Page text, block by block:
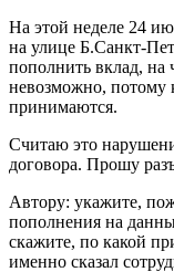
На этой неделе 24
на улице Б.Санкт-
пополнить вклад, на
невозможно, потому
принимаются.
Считаю это
договора. Прошу
Автору: укажите,
пополнения на
скажите, по какой
именно сказал